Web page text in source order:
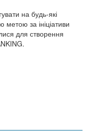
на будь-які
метою за ініціативи
для створення